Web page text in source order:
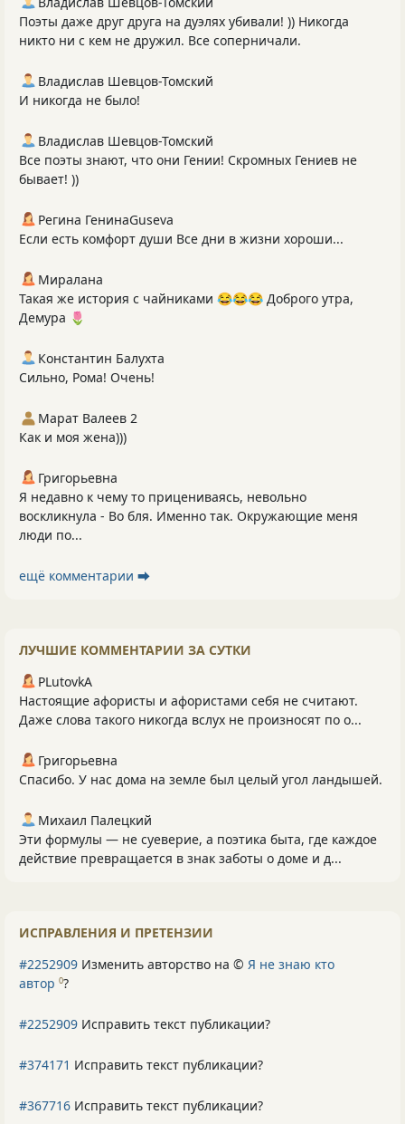
Поэты даже друг друга на дуэлях убивали! )) Никогда
никто ни с кем не дружил. Все соперничали.
Владислав Шевцов-Томский
И никогда не было!
Владислав Шевцов-Томский
Все поэты знают, что они Гении! Скромных Гениев не
бывает! ))
Регина ГенинаGuseva
Если есть комфорт души Все дни в жизни хороши...
Миралана
Такая же история с чайниками 😂😂😂 Доброго утра,
Демура 🌷
Константин Балухта
Сильно, Рома! Очень!
Марат Валеев 2
Как и моя жена)))
Григорьевна
Я недавно к чему то прицениваясь, невольно
воскликнула - Во бля. Именно так. Окружающие меня
люди по...
ещё комментарии ⮕
ЛУЧШИЕ КОММЕНТАРИИ ЗА СУТКИ
PLutоvkА
Настоящие афористы и афористами себя не считают.
Даже слова такого никогда вслух не произносят по о...
Григорьевна
Спасибо. У нас дома на земле был целый угол ландышей.
Михаил Палецкий
Эти формулы — не суеверие, а поэтика быта, где каждое
действие превращается в знак заботы о доме и д...
ИСПРАВЛЕНИЯ И ПРЕТЕНЗИИ
#2252909 Изменить авторство на © Я не знаю кто
автор 0?
#2252909 Исправить текст публикации?
#374171 Исправить текст публикации?
#367716 Исправить текст публикации?